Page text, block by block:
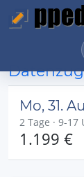
Mo, 31.
2 Tage · 9-17
1.199 €